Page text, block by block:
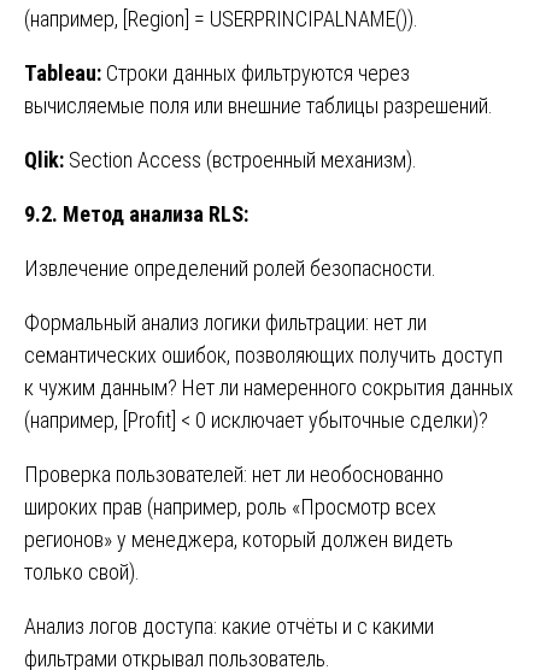
(например, [Region] = USERPRINCIPALNAME()).
Tableau: Строки данных фильтруются через
вычисляемые поля или внешние таблицы разрешений.
Qlik: Section Access (встроенный механизм).
9.2. Метод анализа RLS:
Извлечение определений ролей безопасности.
Формальный анализ логики фильтрации: нет ли
семантических ошибок, позволяющих получить доступ
к чужим данным? Нет ли намеренного сокрытия данных
(например, [Profit] < 0 исключает убыточные сделки)?
Проверка пользователей: нет ли необоснованно
широких прав (например, роль «Просмотр всех
регионов» у менеджера, который должен видеть
только свой).
Анализ логов доступа: какие отчёты и с какими
фильтрами открывал пользователь.